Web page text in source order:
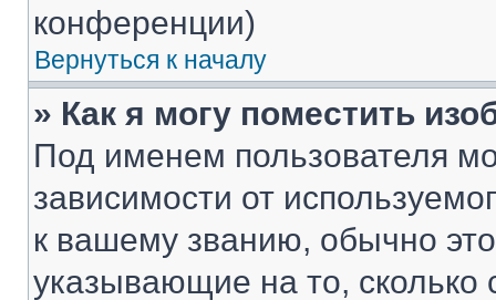
конференции)
Вернуться к началу
» Как я могу поместить
Под именем пользователя
зависимости от
к вашему званию, обычно это
указывающие на то,